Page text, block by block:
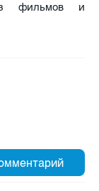
фильмов и